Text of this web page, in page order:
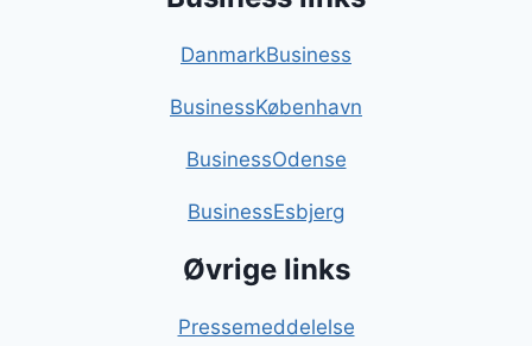
DanmarkBusiness
BusinessKøbenhavn
BusinessOdense
BusinessEsbjerg
Øvrige links
Pressemeddelelse